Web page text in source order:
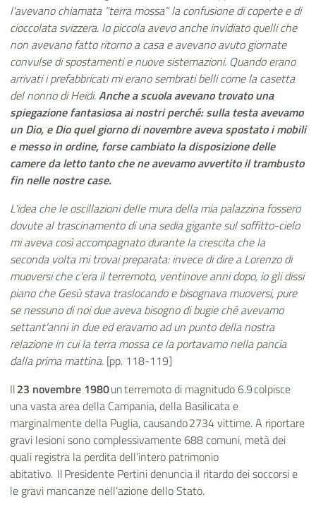
l'avevano chiamata "terra mossa" la confusione di coperte e di
cioccolata svizzera. Io piccola avevo anche invidiato quelli che
non avevano fatto ritorno a casa e avevano avuto giornate
convulse di spostamenti e nuove sistemazioni. Quando erano
arrivati i prefabbricati mi erano sembrati belli come la casetta
del nonno di Heidi.Anche a scuola avevano trovato una
spiegazione fantasiosa ai nostri perché: sulla testa avevamo
un Dio, e Dio quel giorno di novembre aveva spostato i mobili
e messo in ordine, forse cambiato la disposizione delle
camere da letto tanto che ne avevamo avvertito il trambusto
fin nelle nostre case.
L'idea che le oscillazioni delle mura della mia palazzina fossero
dovute al trascinamento di una sedia gigante sul soffitto-cielo
mi aveva così accompagnato durante la crescita che la
seconda volta mi trovai preparata: invece di dire a Lorenzo di
muoversi che c'era il terremoto, ventinove anni dopo, io gli dissi
piano che Gesù stava traslocando e bisognava muoversi, pure
se nessuno di noi due aveva bisogno di bugie ché avevamo
settant'anni in due ed eravamo ad un punto della nostra
relazione in cui la terra mossa ce la portavamo nella pancia
dalla prima mattina. [pp. 118-119]
Il23 novembre 1980un terremoto di magnitudo 6.9 colpisce
una vasta area della Campania, della Basilicata e
marginalmente della Puglia, causando 2734 vittime. A riportare
gravi lesioni sono complessivamente 688 comuni, metà dei
quali registra la perdita dell’intero patrimonio
abitativo. Il Presidente Pertini denuncia il ritardo dei soccorsi e
le gravi mancanze nell’azione dello Stato.